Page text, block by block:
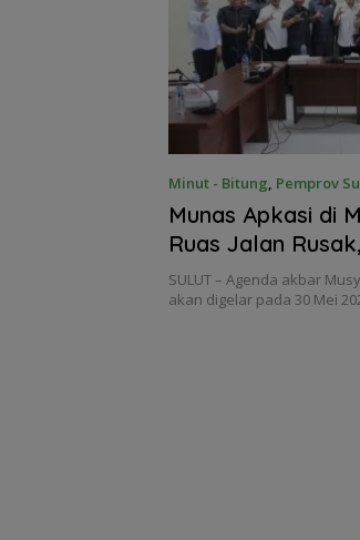
Minut - Bitung, Pemprov
Munas Apkasi di
Ruas Jalan
Perhatian Khusus
SULUT – Agenda akbar
akan digelar pada 30 Mei